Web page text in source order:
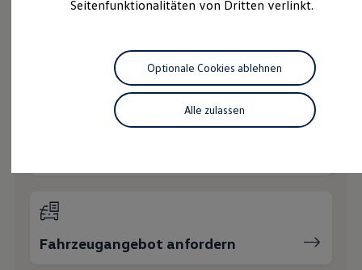
Volkswagen entdecken
Lifestyle Shop
T-Roc Kollektion
Golf Kollektion
ID. Kollektion
Volkswagen Kollektion
R-Kollektion
Service und Ersatzteile
Inspektion und HU/AU
Ihnen weiterhelfen?
Fahrzeugangebot anfordern
Seitenfunktionalitäten von Dritten verlinkt.
Alle zulassen
Optionale Cookies ablehnen